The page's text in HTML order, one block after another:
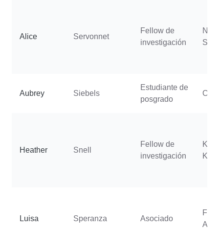
Alice Servonnet
Fellow de
investigación
Aubrey Siebels
Estudiante de
posgrado
Heather Snell
Fellow de
investigación
Luisa Speranza Asociado